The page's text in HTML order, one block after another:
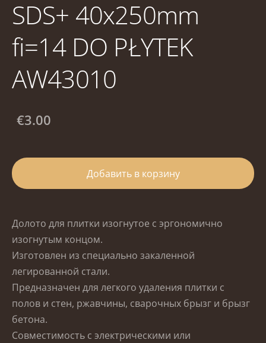
SDS+ 40x250mm
fi=14 DO PŁYTEK
AW43010
€3.00
Добавить в корзину
Долото для плитки изогнутое с эргономично
изогнутым концом.
Изготовлен из специально закаленной
легированной стали.
Предназначен для легкого удаления плитки с
полов и стен, ржавчины, сварочных брызг и брызг
бетона.
Совместимость с электрическими или